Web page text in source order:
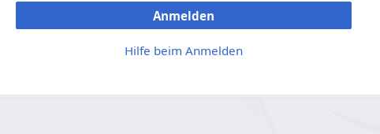
Anmelden
Hilfe beim Anmelden